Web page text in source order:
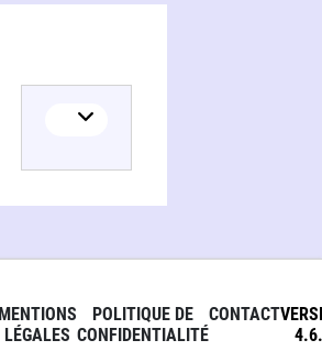
MENTIONS
LÉGALES
POLITIQUE DE
CONFIDENTIALITÉ
CONTACT